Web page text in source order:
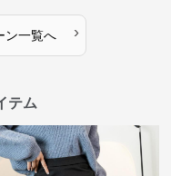
ン一覧へ ›
テム